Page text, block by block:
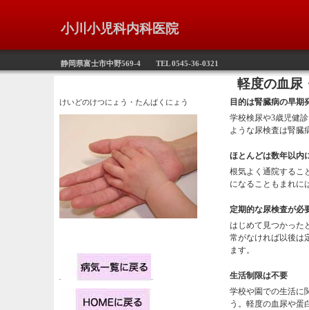
小川小児科内科医院
静岡県富士市中野569-4 TEL 0545-36-0321
軽度の血尿・蛋
目的は腎臓病の早期
学校検尿や3歳児健
ような尿検査は腎臓
ほとんどは数年以内
根気よく通院するこ
になることもまれに
定期的な尿検査が必
はじめて見つかった
常がなければ以後は
ます。
生活制限は不要
学校や園での生活に
う。軽度の血尿や蛋
けいどのけつにょう・たんぱくにょう